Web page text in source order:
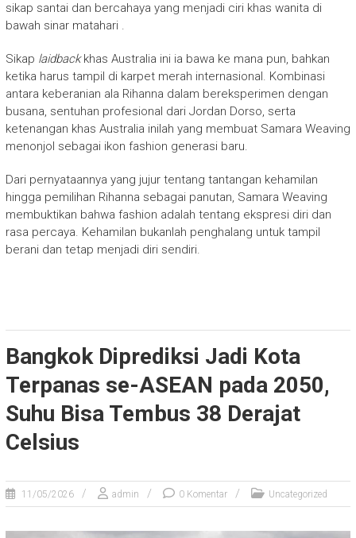
sikap santai dan bercahaya yang menjadi ciri khas wanita di
bawah sinar matahari .
Sikap laidbackkhas Australia ini ia bawa ke mana pun, bahkan
ketika harus tampil di karpet merah internasional. Kombinasi
antara keberanian ala Rihanna dalam bereksperimen dengan
busana, sentuhan profesional dari Jordan Dorso, serta
ketenangan khas Australia inilah yang membuat Samara Weaving
menonjol sebagai ikon fashion generasi baru.
Dari pernyataannya yang jujur tentang tantangan kehamilan
hingga pemilihan Rihanna sebagai panutan, Samara Weaving
membuktikan bahwa fashion adalah tentang ekspresi diri dan
rasa percaya. Kehamilan bukanlah penghalang untuk tampil
berani dan tetap menjadi diri sendiri.
Bangkok Diprediksi Jadi Kota
Terpanas se-ASEAN pada 2050,
Suhu Bisa Tembus 38 Derajat
Celsius
11/05/2026 admin 0 Komentar Uncategorized